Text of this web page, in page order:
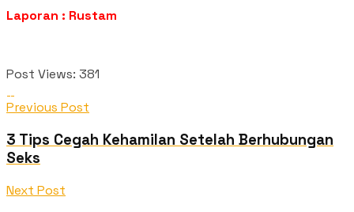
Laporan : Rustam
Post Views: 381
Previous Post
3 Tips Cegah Kehamilan Setelah Berhubungan
Seks
Next Post